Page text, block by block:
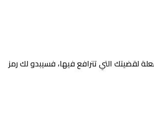
لقضيتك التي تترافع فيها، فسيبدو لك رمز